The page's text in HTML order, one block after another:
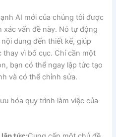
AI mới của chúng tôi được
xác vấn đề này. Nó tự động
dung đến thiết kế, giúp
thay vì bố cục. Chỉ cần một
bạn có thể ngay lập tức tạo
và có thể chỉnh sửa.
hóa quy trình làm việc của